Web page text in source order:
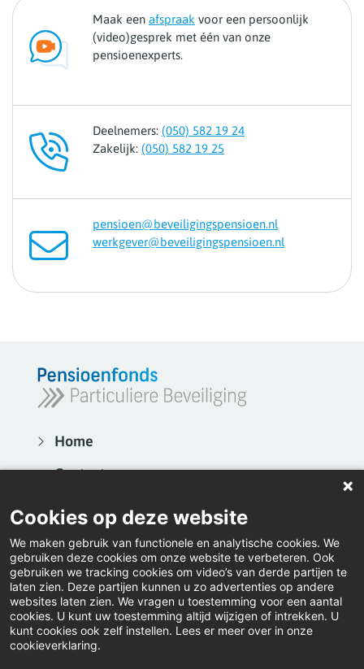
Maak een afspraak voor een persoonlijk
(video)gesprek met één van onze
pensioenexperts.
Deelnemers: (050) 582 19 24
Zakelijk: (050) 582 19 25
pensioen@beveiligingspensioen.nl
werkgever@beveiligingspensioen.nl
Home
Contact
Actueel
Video's
Inloggen
Downloads
Klacht indienen
Cookies op deze website
We maken gebruik van functionele en analytische cookies. We
gebruiken deze cookies om onze website te verbeteren. Ook
gebruiken we tracking cookies om video’s van derde partijen te
laten zien. Deze partijen kunnen u zo advertenties op andere
websites laten zien. We vragen u toestemming voor een aantal
cookies. U kunt uw toestemming altijd wijzigen of intrekken. U
kunt cookies ook zelf instellen. Lees er meer over in onze
cookieverklaring.